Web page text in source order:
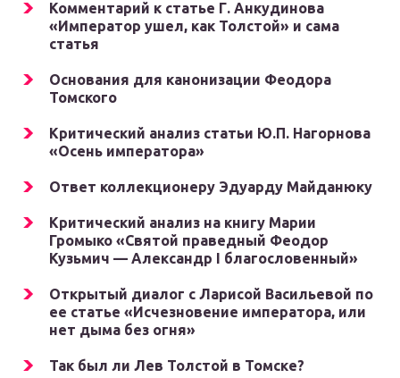
Комментарий к статье Г. Анкудинова
«Император ушел, как Толстой» и сама
статья
Основания для канонизации Феодора
Томского
Критический анализ статьи Ю.П. Нагорнова
«Осень императора»
Ответ коллекционеру Эдуарду Майданюку
Критический анализ на книгу Марии
Громыко «Святой праведный Феодор
Кузьмич — Александр I благословенный»
Открытый диалог с Ларисой Васильевой по
ее статье «Исчезновение императора, или
нет дыма без огня»
Так был ли Лев Толстой в Томске?